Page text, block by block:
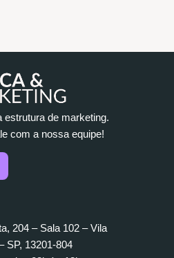
de marketing.
com a nossa equipe!
204 – Sala 102 – Vila
SP, 13201-804